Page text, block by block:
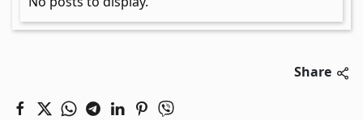
Share